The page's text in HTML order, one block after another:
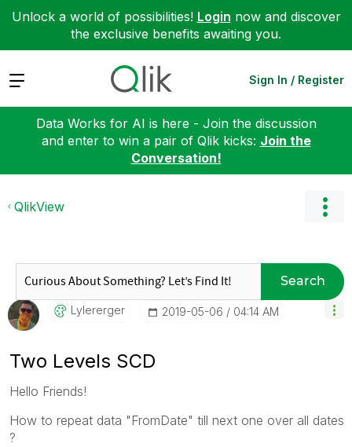
Unlock a world of possibilities! Login now and discover
the exclusive benefits awaiting you.
Expand Sign In / Register
Data Works for AI is here - Join the discussion
and enter to win a pair of Qlik kicks: Join the
Conversation!
QlikView
Search
Lylererger ‎2019-05-06 04:14 AM
Two Levels SCD
Hello Friends!
How to repeat data "FromDate" till next one over all dates
?